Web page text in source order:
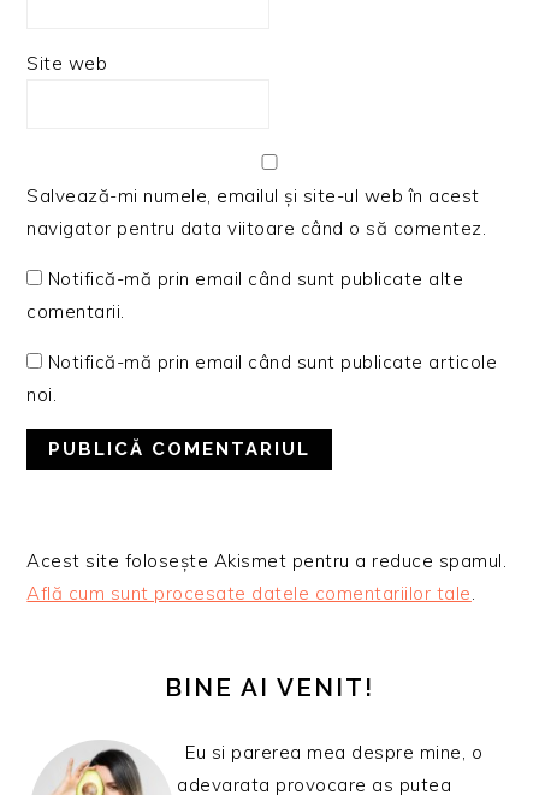
Site web
Salvează-mi numele, emailul și site-ul web în acest
navigator pentru data viitoare când o să comentez.
Notifică-mă prin email când sunt publicate alte
comentarii.
Notifică-mă prin email când sunt publicate articole
noi.
Acest site folosește Akismet pentru a reduce spamul.
Află cum sunt procesate datele comentariilor tale
PRINCIPALĂBINE AI VENIT!
Eu si parerea mea despre mine, o
adevarata provocare as putea